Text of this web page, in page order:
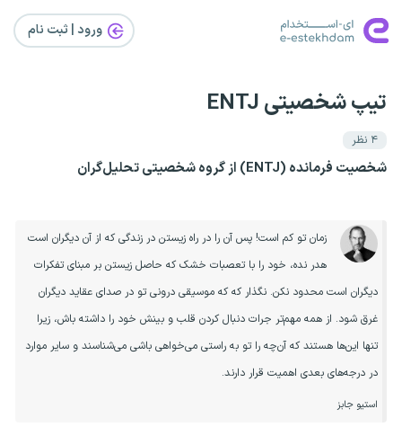
ورود | ثبت‌ نام
تیپ شخصیتی ENTJ
۴ نظر
شخصیت فرمانده (ENTJ) از گروه شخصیتی تحلیل‌گران
زمان تو کم است! پس آن را در راه زیستن در زندگی که از آن دیگران است
هدر نده، خود را با تعصبات خشک که حاصل زیستن بر مبنای تفکرات
دیگران است محدود نکن. نگذار که که موسیقی درونی تو در صدای عقاید دیگران
غرق شود. از همه مهم‌تر جرات دنبال کردن قلب و بینش خود را داشته باش، زیرا
تنها این‌ها هستند که آن‌چه را تو به راستی می‌خواهی باشی می‌شناسند و سایر موارد
در درجه‌های بعدی اهمیت قرار دارند.
استیو جابز